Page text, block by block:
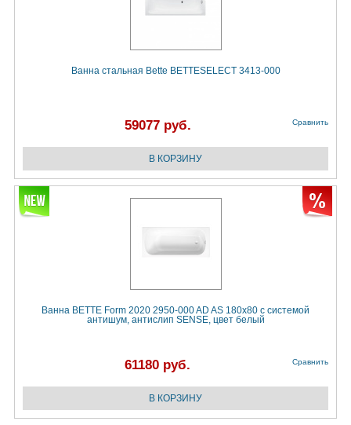
Ванна стальная Bette BETTESELECT 3413-000
59077 руб. Сравнить
Ванна BETTE Form 2020 2950-000 AD AS 180х80 с системой
антишум, антислип SENSE, цвет белый
61180 руб. Сравнить